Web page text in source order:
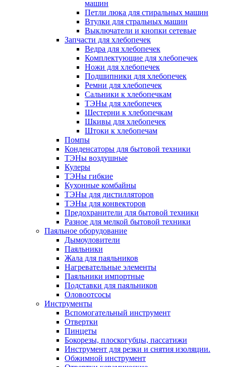
машин
Петли люка для стиральных машин
Втулки для стральных машин
Выключатели и кнопки сетевые
Запчасти для хлебопечек
Ведра для хлебопечек
Комплектующие для хлебопечек
Ножи для хлебопечек
Подшипники для хлебопечек
Ремни для хлебопечек
Сальники к хлебопечкам
ТЭНы для хлебопечек
Шестерни к хлебопечкам
Шкивы для хлебопечек
Штоки к хлебопечам
Помпы
Конденсаторы для бытовой техники
ТЭНы воздушные
Кулеры
ТЭНы гибкие
Кухонные комбайны
ТЭНы для дистилляторов
ТЭНы для конвекторов
Предохранители для бытовой техники
Разное для мелкой бытовой техники
Паяльное оборудование
Дымоуловители
Паяльники
Жала для паяльников
Нагревательные элементы
Паяльники импортные
Подставки для паяльников
Оловоотсосы
Инструменты
Вспомогательный инструмент
Отвертки
Пинцеты
Бокорезы, плоскогубцы, пассатижи
Инструмент для резки и снятия изоляции.
Обжимной инструмент